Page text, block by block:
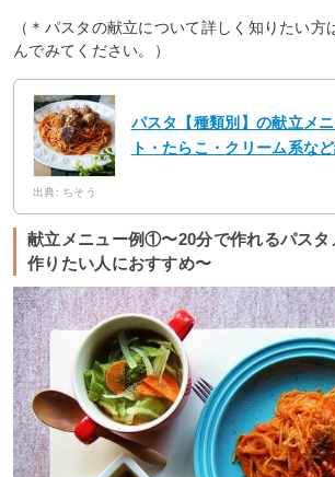
（＊パスタの献立について詳しく知りたい方
んでみてください。）
パスタ【種類別】の献立メ
ト・たらこ・クリーム系など
出典: ちそう
献立メニュー例①〜20分で作れるパスタ
作りたい人におすすめ〜